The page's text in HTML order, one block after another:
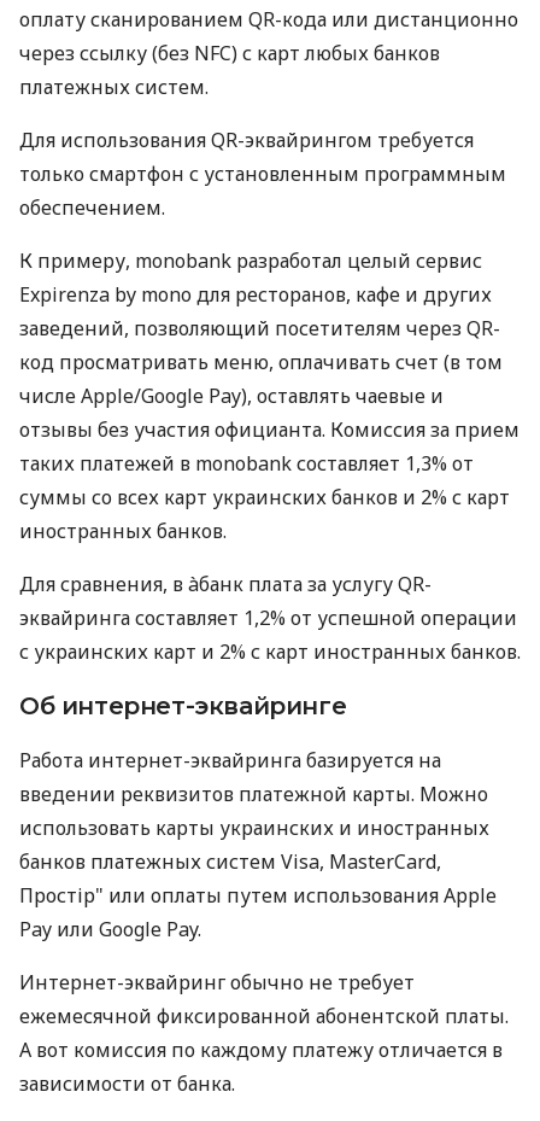
оплату сканированием QR-кода или дистанционно
через ссылку (без NFC) с карт любых банков
платежных систем.
Для использования QR-эквайрингом требуется
только смартфон с установленным программным
обеспечением.
К примеру, monobank разработал целый сервис
Expirenza by mono для ресторанов, кафе и других
заведений, позволяющий посетителям через QR-
код просматривать меню, оплачивать счет (в том
числе Apple/Google Pay), оставлять чаевые и
отзывы без участия официанта. Комиссия за прием
таких платежей в monobank составляет 1,3% от
суммы со всех карт украинских банков и 2% с карт
иностранных банков.
Для сравнения, в àбанк плата за услугу QR-
эквайринга составляет 1,2% от успешной операции
с украинских карт и 2% с карт иностранных банков.
Об интернет-эквайринге
Работа интернет-эквайринга базируется на
введении реквизитов платежной карты. Можно
использовать карты украинских и иностранных
банков платежных систем Visa, MasterCard,
Простір" или оплаты путем использования Apple
Pay или Google Pay.
Интернет-эквайринг обычно не требует
ежемесячной фиксированной абонентской платы.
А вот комиссия по каждому платежу отличается в
зависимости от банка.